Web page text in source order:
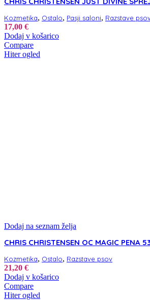
Kozmetika, Ostalo, Pasji saloni, Razstave
17,00 €
Dodaj v košarico
Compare
Hiter ogled
Dodaj na seznam želja
CHRIS CHRISTENSEN OC MAGIC PENA
Kozmetika, Ostalo, Razstave psov
21,20 €
Dodaj v košarico
Compare
Hiter ogled